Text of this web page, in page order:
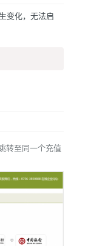
变化，无法启
转至同一个充值